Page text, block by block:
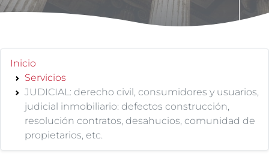
Inicio
Servicios
JUDICIAL: derecho civil, consumidores y usuarios,
judicial inmobiliario: defectos construcción,
resolución contratos, desahucios, comunidad de
propietarios, etc.